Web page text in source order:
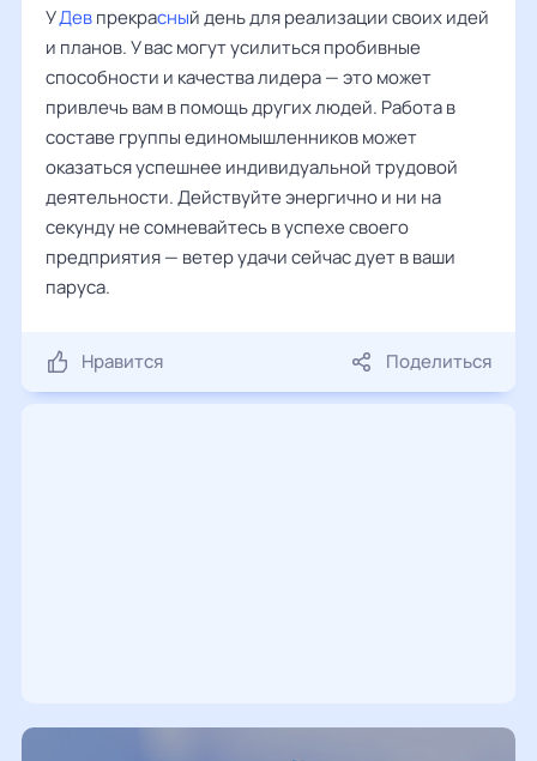
УДевпрекрасный день для реализации своих идей
и планов. У вас могут усилиться пробивные
способности и качества лидера — это может
привлечь вам в помощь других людей. Работа в
составе группы единомышленников может
оказаться успешнее индивидуальной трудовой
деятельности. Действуйте энергично и ни на
секунду не сомневайтесь в успехе своего
предприятия — ветер удачи сейчас дует в ваши
паруса.
Нравится Поделиться